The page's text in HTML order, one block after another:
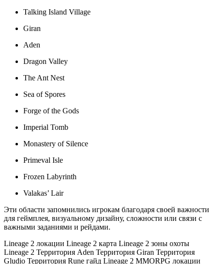
Talking Island Village
Giran
Aden
Dragon Valley
The Ant Nest
Sea of Spores
Forge of the Gods
Imperial Tomb
Monastery of Silence
Primeval Isle
Frozen Labyrinth
Valakas’ Lair
Эти области запомнились игрокам благодаря своей важности
для геймплея, визуальному дизайну, сложности или связи с
важными заданиями и рейдами.
Lineage 2 локации Lineage 2 карта Lineage 2 зоны охоты
Lineage 2 Территория Aden Территория Giran Территория
Gludio Территория Rune гайд Lineage 2 MMORPG локации